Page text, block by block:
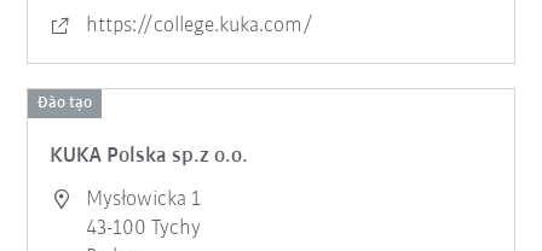
https://college.kuka.com/
Đào tạo
KUKA Polska sp.z o.o.
Mysłowicka 1
43-100 Tychy